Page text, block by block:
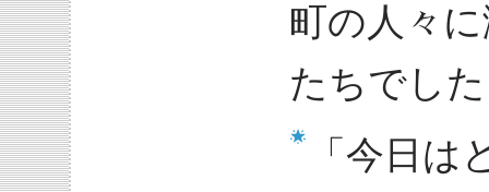
町の人々
たちでし
「今日